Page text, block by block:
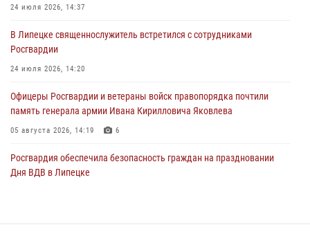
03 августа 2026, 13:17
24 июля 2026, 14:37
В Липецке священнослужитель встретился с сотрудниками
Росгвардии
24 июля 2026, 14:20
Офицеры Росгвардии и ветераны войск правопорядка почтили
память генерала армии Ивана Кирилловича Яковлева
05 августа 2026, 14:19 6
Росгвардия обеспечила безопасность граждан на праздновании
Дня ВДВ в Липецке